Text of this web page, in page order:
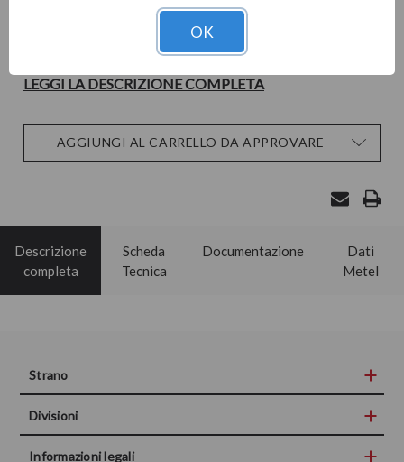
COMELIT SPA
LEGGI LA DESCRIZIONE COMPLETA
attuale:AGGIUNGI AL CARRELLO DA APPROVARE
Descrizione
completa
Scheda
Tecnica
Documentazione
Dati
Metel
Strano
Divisioni
Informazioni legali
OK